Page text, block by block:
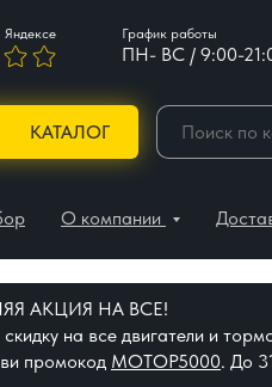
ПН- ВС / 9:00-
Яндексе График работы
КАТАЛОГ
О компании
АКЦИЯ НА ВСЕ!
на все двигатели и
промокод МОТОР5000. До